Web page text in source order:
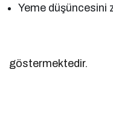
Yeme
göstermektedir.